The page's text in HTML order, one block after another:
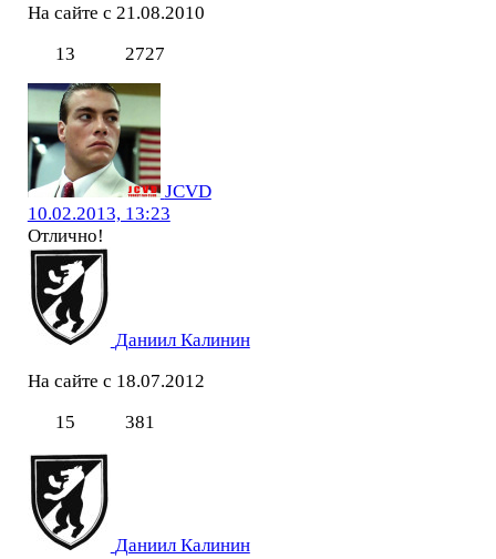
На сайте с 21.08.2010
13
2727
JCVD
10.02.2013, 13:23
Отлично!
Даниил Калинин
На сайте с 18.07.2012
15
381
Даниил Калинин